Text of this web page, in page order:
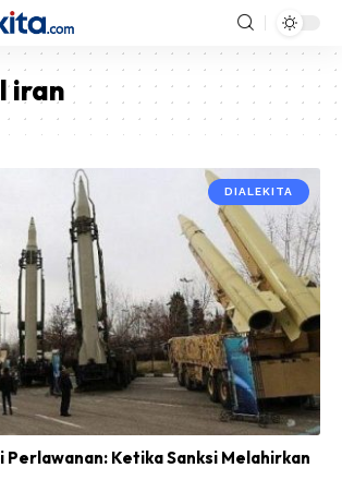
iran
DIALEKITA
Perlawanan: Ketika Sanksi Melahirkan